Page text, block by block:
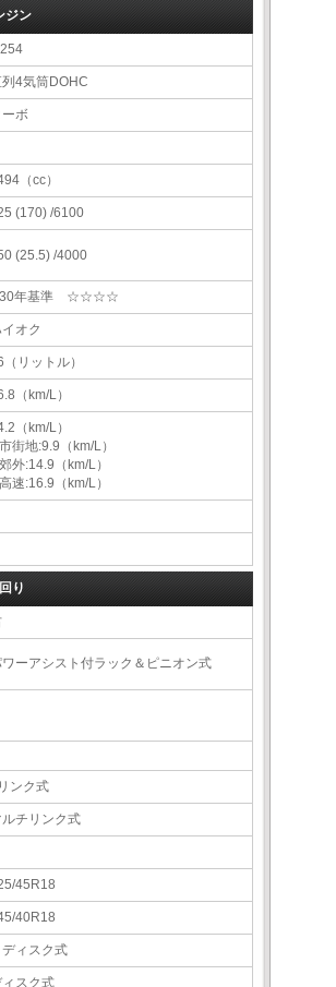
ジン
4気筒DOHC
ーボ
（cc）
(170) /6100
(25.5) /4000
年基準 ☆☆☆☆
オク
（リットル）
（km/L）
（km/L）
街地:9.9（km/L）
外:14.9（km/L）
速:16.9（km/L）
り
ーアシスト付ラック＆ピニオン式
ンク式
ルチリンク式
45R18
40R18
ディスク式
スク式